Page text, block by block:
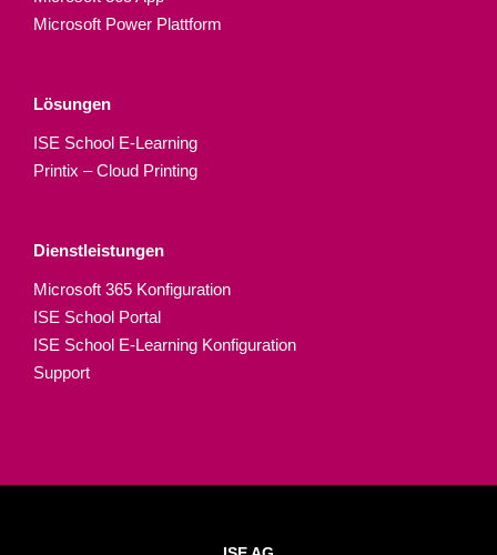
Microsoft Power Plattform
Lösungen
ISE School E-Learning
Printix – Cloud Printing
Dienstleistungen
Microsoft 365 Konfiguration
ISE School Portal
ISE School E-Learning Konfiguration
Support